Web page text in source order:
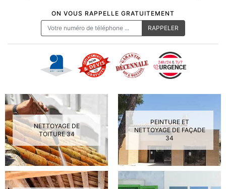
ON VOUS RAPPELLE GRATUITEMENT
NETTOYAGE DE
TOITURE 34
PEINTURE ET
NETTOYAGE DE FAÇADE
34